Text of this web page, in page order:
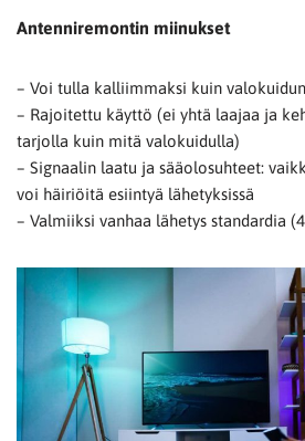
Antenniremontin miinukset
– Voi tulla kalliimmaksi kuin
– Rajoitettu käyttö (ei yhtä laajaa ja
tarjolla kuin mitä valokuidulla)
– Signaalin laatu ja sääolosuhteet:
voi häiriöitä esiintyä lähetyksissä
– Valmiiksi vanhaa lähetys standardia